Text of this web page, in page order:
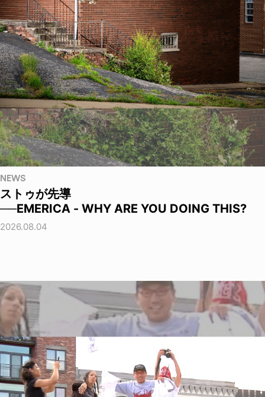
NEWS
ストゥが先導
──EMERICA - WHY ARE YOU DOING THIS?
2026.08.04